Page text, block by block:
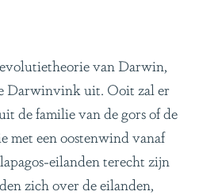
van Darwin,
Darwinvink uit. Ooit zal er
de familie van de gors of de
met een oostenwind vanaf
eilanden terecht zijn
zich over de eilanden,